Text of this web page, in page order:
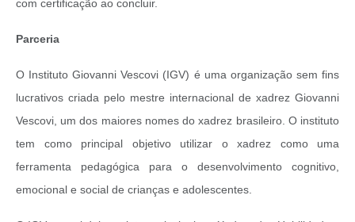
com certificação ao concluir.
Parceria
O Instituto Giovanni Vescovi (IGV) é uma organização sem fins
lucrativos criada pelo mestre internacional de xadrez Giovanni
Vescovi, um dos maiores nomes do xadrez brasileiro. O instituto
tem como principal objetivo utilizar o xadrez como uma
ferramenta pedagógica para o desenvolvimento cognitivo,
emocional e social de crianças e adolescentes.